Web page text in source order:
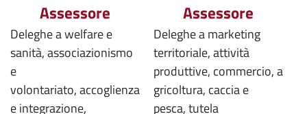
Assessore
Deleghe a welfare e
sanità, associazionismo
e
volontariato, accoglienza
e integrazione,
Assessore
Deleghe a marketing
territoriale, attività
produttive, commercio, a
gricoltura, caccia e
pesca, tutela